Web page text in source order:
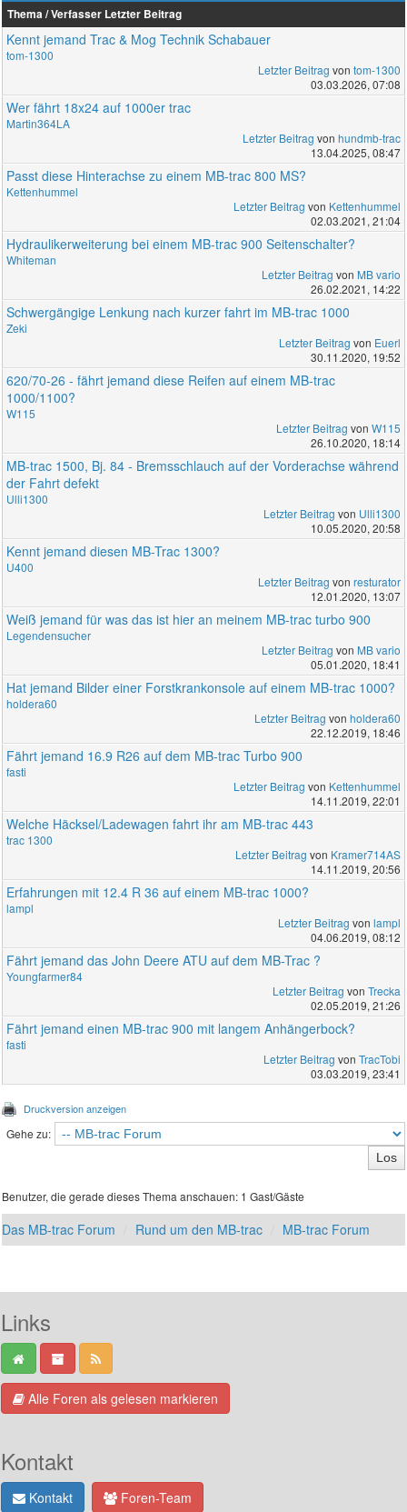
Thema / Verfasser Letzter Beitrag
Kennt jemand Trac & Mog Technik Schabauer
tom-1300
Letzter Beitrag von tom-1300
03.03.2026, 07:08
Wer fährt 18x24 auf 1000er trac
Martin364LA
Letzter Beitrag von hundmb-trac
13.04.2025, 08:47
Passt diese Hinterachse zu einem MB-trac 800 MS?
Kettenhummel
Letzter Beitrag von Kettenhummel
02.03.2021, 21:04
Hydraulikerweiterung bei einem MB-trac 900 Seitenschalter?
Whiteman
Letzter Beitrag von MB vario
26.02.2021, 14:22
Schwergängige Lenkung nach kurzer fahrt im MB-trac 1000
Zeki
Letzter Beitrag von Euerl
30.11.2020, 19:52
620/70-26 - fährt jemand diese Reifen auf einem MB-trac
1000/1100?
W115
Letzter Beitrag von W115
26.10.2020, 18:14
MB-trac 1500, Bj. 84 - Bremsschlauch auf der Vorderachse während
der Fahrt defekt
Ulli1300
Letzter Beitrag von Ulli1300
10.05.2020, 20:58
Kennt jemand diesen MB-Trac 1300?
U400
Letzter Beitrag von resturator
12.01.2020, 13:07
Weiß jemand für was das ist hier an meinem MB-trac turbo 900
Legendensucher
Letzter Beitrag von MB vario
05.01.2020, 18:41
Hat jemand Bilder einer Forstkrankonsole auf einem MB-trac 1000?
holdera60
Letzter Beitrag von holdera60
22.12.2019, 18:46
Fährt jemand 16.9 R26 auf dem MB-trac Turbo 900
fasti
Letzter Beitrag von Kettenhummel
14.11.2019, 22:01
Welche Häcksel/Ladewagen fahrt ihr am MB-trac 443
trac 1300
Letzter Beitrag von Kramer714AS
14.11.2019, 20:56
Erfahrungen mit 12.4 R 36 auf einem MB-trac 1000?
lampl
Letzter Beitrag von lampl
04.06.2019, 08:12
Fährt jemand das John Deere ATU auf dem MB-Trac ?
Youngfarmer84
Letzter Beitrag von Trecka
02.05.2019, 21:26
Fährt jemand einen MB-trac 900 mit langem Anhängerbock?
fasti
Letzter Beitrag von TracTobi
03.03.2019, 23:41
Druckversion anzeigen
Gehe zu:
Benutzer, die gerade dieses Thema anschauen: 1 Gast/Gäste
Das MB-trac Forum Rund um den MB-trac MB-trac Forum
Links
Alle Foren als gelesen markieren
Kontakt
Kontakt Foren-Team